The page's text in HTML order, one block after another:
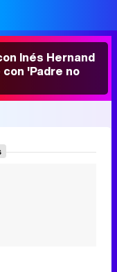
Inés Hernand
'Padre no